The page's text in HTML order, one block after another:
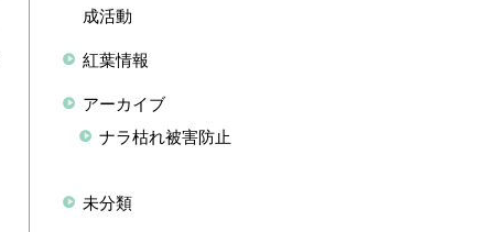
成活動
紅葉情報
アーカイブ
ナラ枯れ被害防止
未分類